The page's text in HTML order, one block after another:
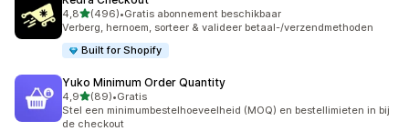
4,8van 5 sterren
(496)
496 recensies in totaal
•Gratis abonnement beschikbaar
Verberg, hernoem, sorteer & valideer betaal-/verzendmethoden
Built for Shopify
Yuko Minimum Order Quantity
4,9van 5 sterren
(89)
89 recensies in totaal
•Gratis
Stel een minimumbestelhoeveelheid (MOQ) en bestellimieten in bij
de checkout